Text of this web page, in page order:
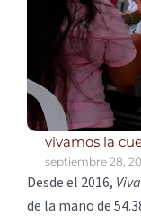
vivamos la
septiembre 28,
Desde el 2016,
de la mano de